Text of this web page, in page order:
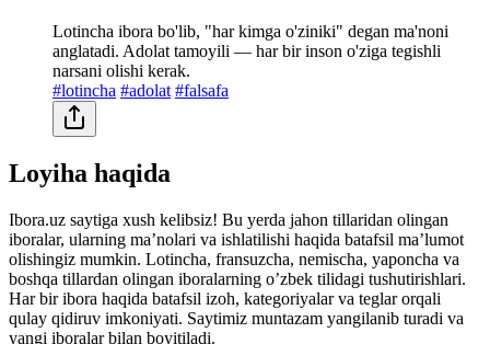
Lotincha ibora bo'lib, "har kimga o'ziniki" degan ma'noni
anglatadi. Adolat tamoyili — har bir inson o'ziga tegishli
narsani olishi kerak.
#lotincha #adolat #falsafa
Loyiha haqida
Ibora.uz saytiga xush kelibsiz! Bu yerda jahon tillaridan olingan
iboralar, ularning maʼnolari va ishlatilishi haqida batafsil maʼlumot
olishingiz mumkin. Lotincha, fransuzcha, nemischa, yaponcha va
boshqa tillardan olingan iboralarning oʼzbek tilidagi tushutirishlari.
Har bir ibora haqida batafsil izoh, kategoriyalar va teglar orqali
qulay qidiruv imkoniyati. Saytimiz muntazam yangilanib turadi va
yangi iboralar bilan boyitiladi.